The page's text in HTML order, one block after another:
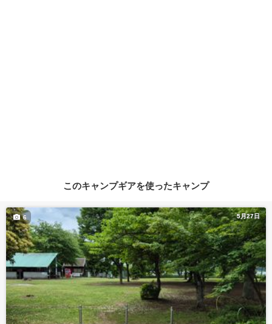
このキャンプギアを使ったキャンプ
5月27日
6